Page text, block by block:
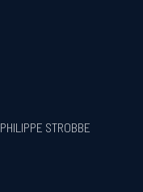
PHILIPPE STROBBE